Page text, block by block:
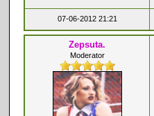
07-06-2012 21:21
Zepsuta.
Moderator